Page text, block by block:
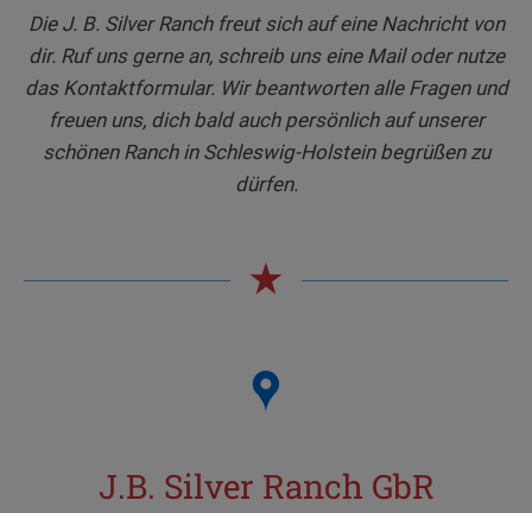
Die J. B. Silver Ranch freut sich auf eine Nachricht von
dir. Ruf uns gerne an, schreib uns eine Mail oder nutze
das Kontaktformular. Wir beantworten alle Fragen und
freuen uns, dich bald auch persönlich auf unserer
schönen Ranch in Schleswig-Holstein begrüßen zu
dürfen.
J.B. Silver Ranch GbR